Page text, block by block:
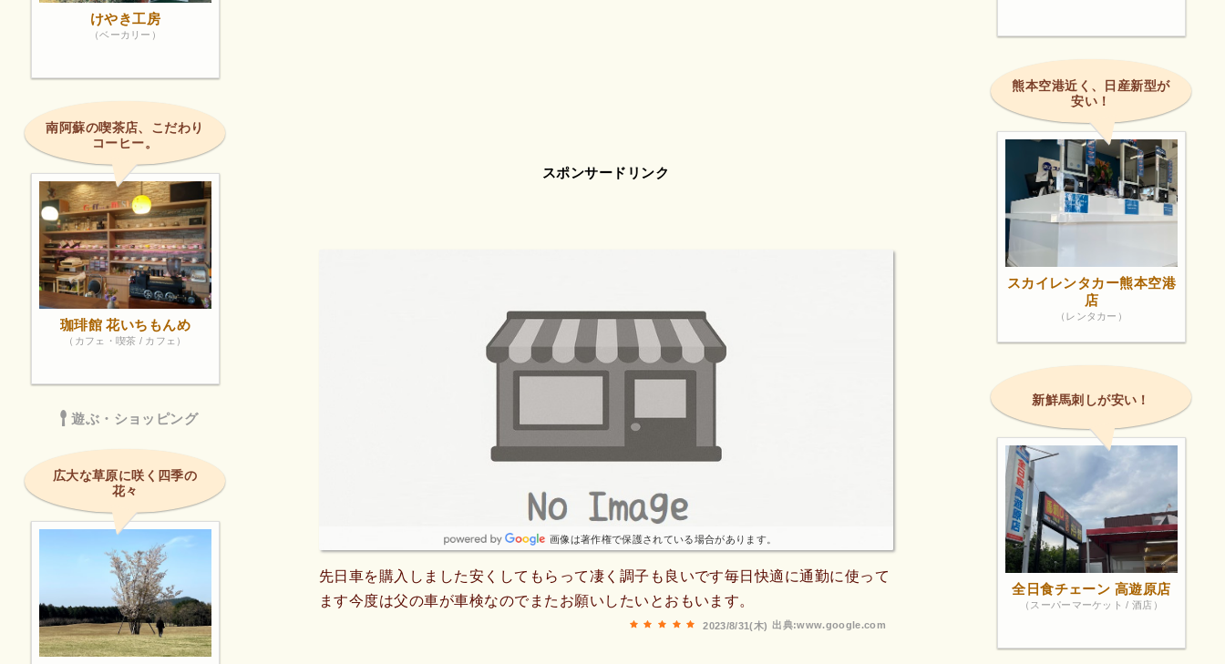
スポンサードリンク
画像は著作権で保護されている場合があります。
先日車を購入しました安くしてもらって凄く調子も良いです毎日快適に通勤に使って
ます今度は父の車が車検なのでまたお願いしたいとおもいます。
出典:www.google.com
2023/8/31(木)
けやき工房
（ベーカリー）
南阿蘇の喫茶店、こだわり
コーヒー。
珈琲館 花いちもんめ
（カフェ・喫茶 / カフェ）
遊ぶ・ショッピング
広大な草原に咲く四季の
花々
熊本空港近く、日産新型が
安い！
スカイレンタカー熊本空港
店
（レンタカー）
新鮮馬刺しが安い！
全日食チェーン 高遊原店
（スーパーマーケット / 酒店）